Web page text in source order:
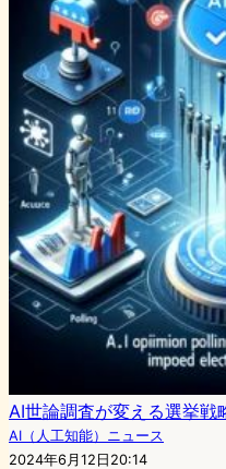
AI世論調査が変える選挙戦
AI（人工知能）ニュース
2024年6月12日20:14